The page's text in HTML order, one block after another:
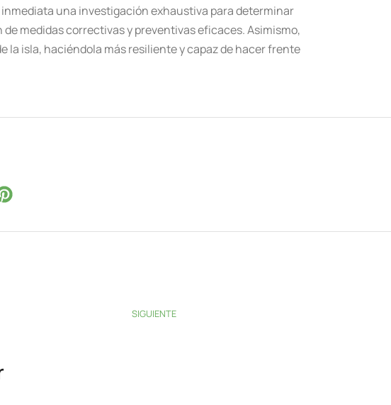
una investigación exhaustiva para determinar
medidas correctivas y preventivas eficaces. Asimismo,
isla, haciéndola más resiliente y capaz de hacer frente
SIGUIENTE